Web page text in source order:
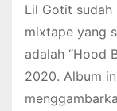
Lil Gotit sudah
mixtape yang
adalah “Hood
2020. Album